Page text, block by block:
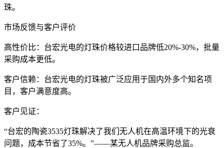
珠。
市场反馈与客户评价
高性价比：台宏光电的灯珠价格较进口品牌低20%-30%，批量
采购成本更低。
客户信赖：台宏光电的灯珠被广泛应用于国内外多个知名项
目，客户满意度高。
客户见证：
“台宏的陶瓷3535灯珠解决了我们无人机在高温环境下的光衰
问题，成本节省了35%。”——某无人机品牌采购总监。